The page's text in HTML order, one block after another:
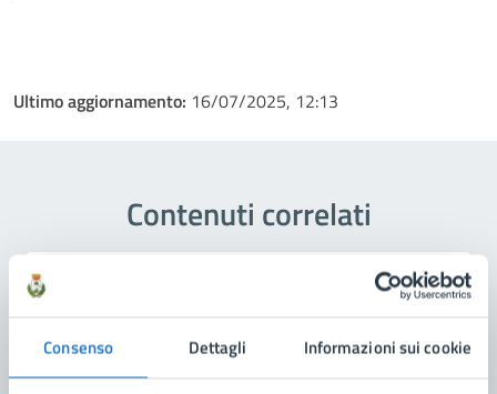
Consenso Dettagli Informazioni sui cookie
Ultimo aggiornamento: 16/07/2025, 12:13
Contenuti correlati
Scuola di Musica Comunale "Città di Manduria"